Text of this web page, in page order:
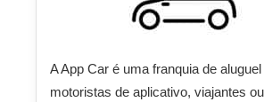
A App Car é uma franquia de
motoristas de aplicativo, viajantes